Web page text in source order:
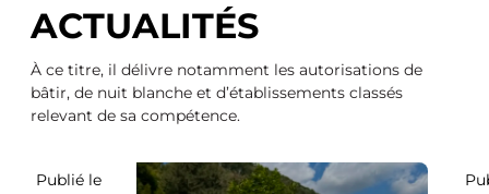
ACTUALITÉS
À ce titre, il délivre notamment les autorisations de
bâtir, de nuit blanche et d’établissements classés
relevant de sa compétence.
Publié le